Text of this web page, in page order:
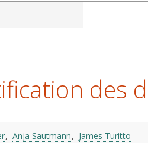
des
Anja Sautmann James Turitto